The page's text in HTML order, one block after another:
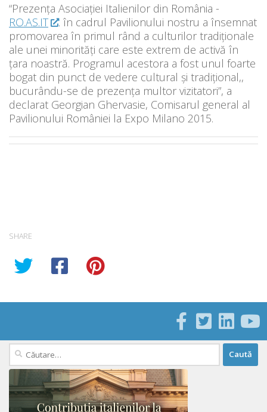
“Prezența Asociației Italienilor ​din România -​
RO.AS.IT
.​ în cadrul Pavilionului nostru a însemnat
promovarea în primul rând a culturilor tradiționale
ale unei minorități care este extrem de activă în
țara noastră. Programul acestora a fost unul foarte
bogat din punct de vedere cultural și tradițional,,
bucurându-se de prezența multor vizitatori”​, a
declarat Georgian Ghervasie, Comisarul general al
Pavilionului României la Expo Milano 2015.
SHARE
Caută
după: